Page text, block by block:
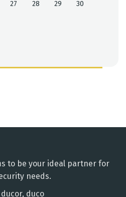
27 28 29 30
to be your ideal partner for
needs.
duco